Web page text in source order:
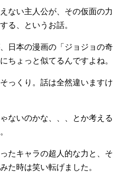
ない主人公が、その仮面の力
る、というお話。
日本の漫画の「ジョジョの奇
ちょっと似てるんですよね。
っくり。話は全然違いますけ
ないのかな、、、とか考える
たキャラの超人的な力と、そ
た時は笑い転げました。